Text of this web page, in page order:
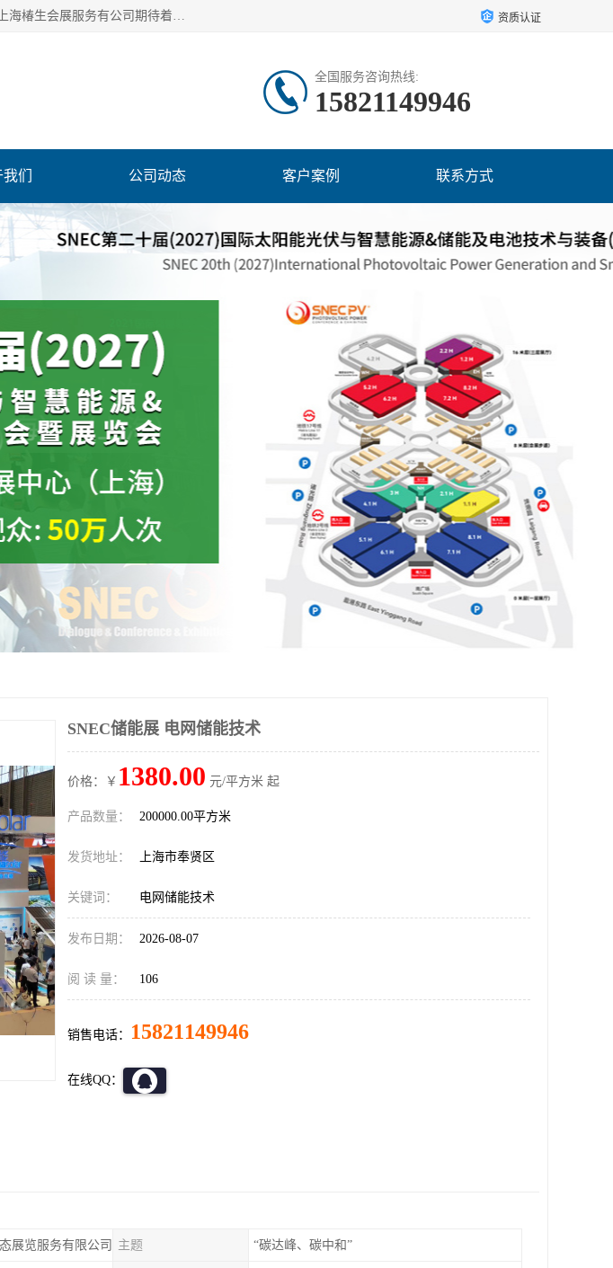
上海椿生会展服务有公司，上海SNEC光伏及储能展/墨西哥光伏及储能展、印尼光伏及储能展。上海椿生会展服务有公司期待着相关业者聚首我们的新能源平台，从产业的视野、以问题为导向，一起把脉中国、亚洲及世界太阳能光伏及储能市场。 资质认证
全国服务咨询热线:
15821149946
们 公司动态 客户案例 联系方式
SNEC储能展 电网储能技术
价格：￥ 1380.00 元/平方米 起
产品数量： 200000.00平方米
发货地址： 上海市奉贤区
关键词： 电网储能技术
发布日期： 2026-08-07
阅 读 量： 106
销售电话： 15821149946
在线QQ：
展览服务有限公司 主题 “碳达峰、碳中和”